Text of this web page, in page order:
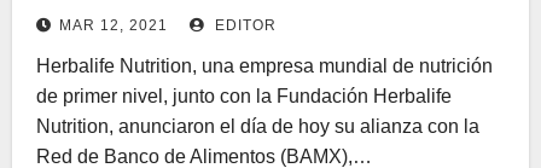
MAR 12, 2021 EDITOR
Herbalife Nutrition, una empresa mundial de nutrición
de primer nivel, junto con la Fundación Herbalife
Nutrition, anunciaron el día de hoy su alianza con la
Red de Banco de Alimentos (BAMX),…